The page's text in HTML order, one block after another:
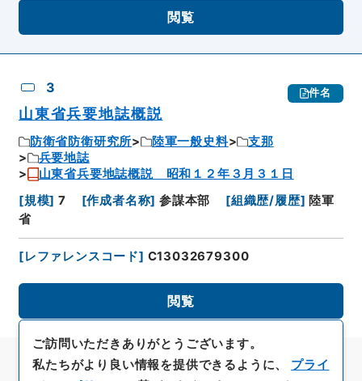
閲覧
3 件名
山東省兵要地誌概説
防衛省防衛研究所 陸軍一般史料
支那
兵要地誌
山東省兵要地誌概説 昭和１２年３月３１日
[規模] 7 [作成者名称] 参謀本部 [組織歴/履歴] 陸軍
省
[レファレンスコード] C13032679300
閲覧
ご訪問いただきありがとうございます。
私たちがより良い情報を提供できるように、 プライ